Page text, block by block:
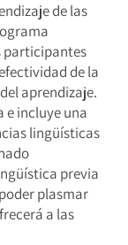
de las
participantes
de la
aprendizaje.
e incluye una
lingüísticas
previa
plasmar
a las